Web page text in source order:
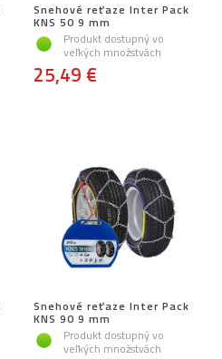
Snehové reťaze Inter Pack
KNS 50 9 mm
Produkt dostupný vo
veľkých množstvách
25,49 €
Snehové reťaze Inter Pack
KNS 90 9 mm
Produkt dostupný vo
veľkých množstvách